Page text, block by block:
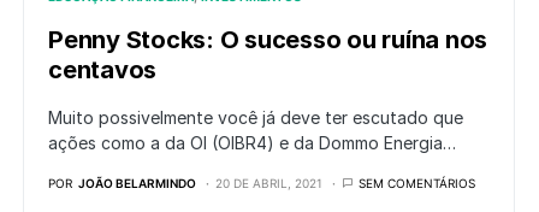
Penny Stocks: O sucesso ou ruína nos
centavos
Muito possivelmente você já deve ter escutado que
ações como a da OI (OIBR4) e da Dommo Energia…
POR JOÃO BELARMINDO 20 DE ABRIL, 2021 SEM COMENTÁRIOS